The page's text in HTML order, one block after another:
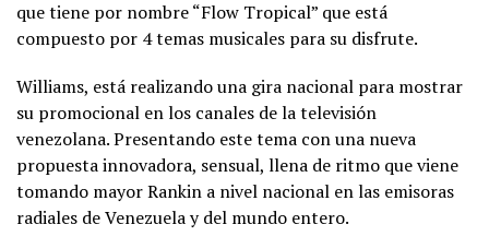
que tiene por nombre “Flow Tropical” que está
compuesto por 4 temas musicales para su disfrute.
Williams, está realizando una gira nacional para mostrar
su promocional en los canales de la televisión
venezolana. Presentando este tema con una nueva
propuesta innovadora, sensual, llena de ritmo que viene
tomando mayor Rankin a nivel nacional en las emisoras
radiales de Venezuela y del mundo entero.